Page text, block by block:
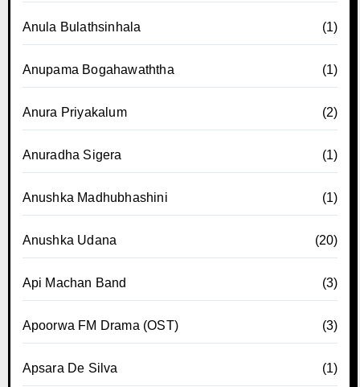
Anula Bulathsinhala (1)
Anupama Bogahawaththa (1)
Anura Priyakalum (2)
Anuradha Sigera (1)
Anushka Madhubhashini (1)
Anushka Udana (20)
Api Machan Band (3)
Apoorwa FM Drama (OST) (3)
Apsara De Silva (1)